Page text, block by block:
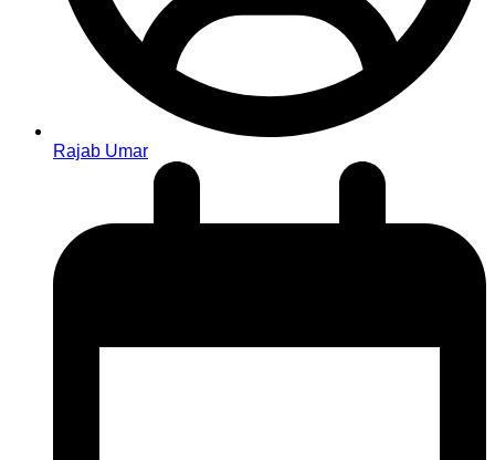
Rajab Umar